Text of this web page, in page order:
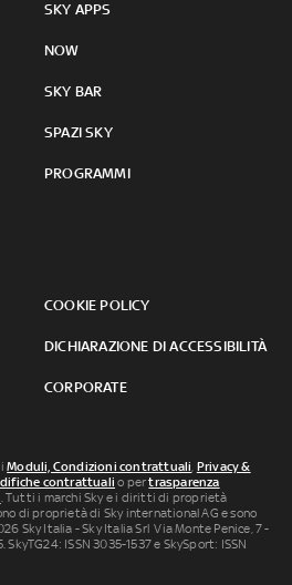
SKY APPS
NOW
SKY BAR
SPAZI SKY
PROGRAMMI
COOKIE POLICY
DICHIARAZIONE DI ACCESSIBILITÀ
CORPORATE
iModuli, Condizioni contrattuali, Privacy &
contrattuali o pertrasparenza
. Tutti i marchi Sky e i diritti di proprietà
di proprietà di Sky international AG e sono
Sky Italia - Sky Italia Srl Via Monte Penice, 7 -
ISSN 3035-1537 e SkySport: ISSN